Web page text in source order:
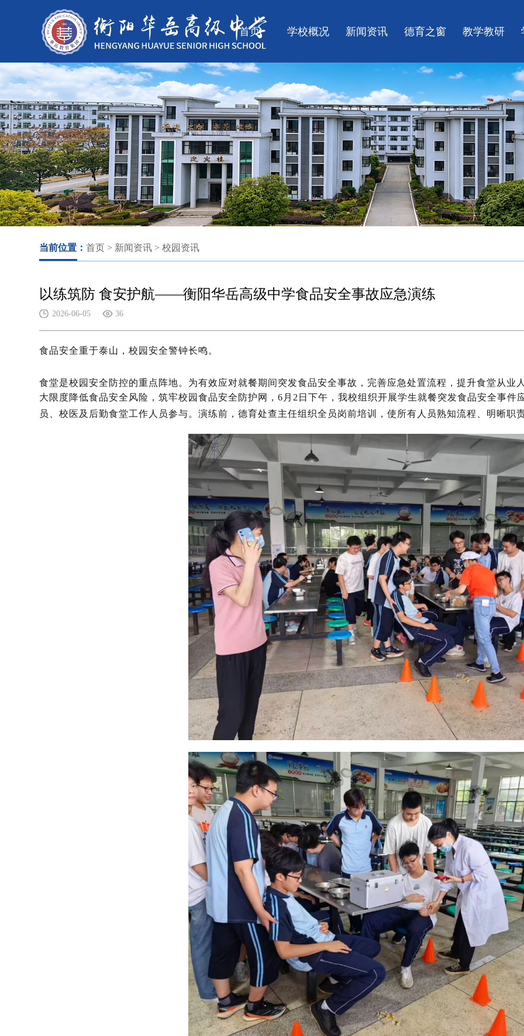
首页 学校概况 新闻资讯 德育之窗 教学教研
当前位置：首页 > 新闻资讯 > 校园资讯
以练筑防 食安护航——衡阳华岳高级中学食品安全事故应急演练
2026-06-05 36
食品安全重于泰山，校园安全警钟长鸣。
食堂是校园安全防控的重点阵地。为有效应对就餐期间突发食品安全事故，完善应急处置流程，提升食堂从业
大限度降低食品安全风险，筑牢校园食品安全防护网，6月2日下午，我校组织开展学生就餐突发食品安全事件
员、校医及后勤食堂工作人员参与。演练前，德育处查主任组织全员岗前培训，使所有人员熟知流程、明晰职